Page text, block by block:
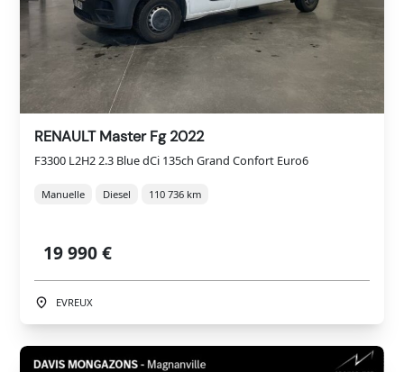
RENAULT Master Fg 2022
F3300 L2H2 2.3 Blue dCi 135ch Grand Confort Euro6
Manuelle Diesel 110 736 km
19 990 €
EVREUX